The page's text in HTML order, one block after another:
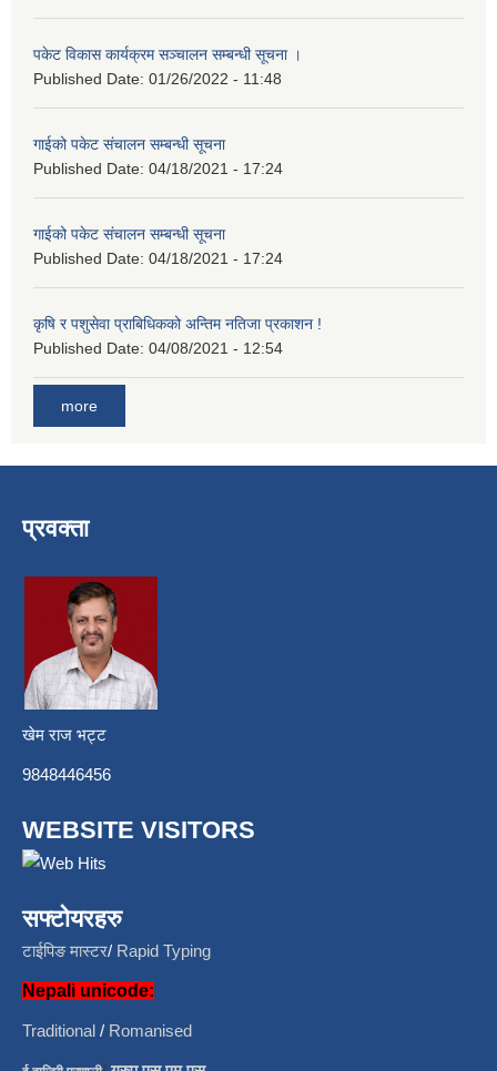
पकेट विकास कार्यक्रम सञ्चालन सम्बन्धी सूचना ।
Published Date: 01/26/2022 - 11:48
गाईको पकेट संचालन सम्बन्धी सूचना
Published Date: 04/18/2021 - 17:24
गाईको पकेट संचालन सम्बन्धी सूचना
Published Date: 04/18/2021 - 17:24
कृषि र पशुसेवा प्राबिधिकको अन्तिम नतिजा प्रकाशन !
Published Date: 04/08/2021 - 12:54
more
प्रवक्ता
खेम राज भट्ट
9848446456
WEBSITE VISITORS
सफ्टोयरहरु
टाईपिङ मास्टर/ Rapid Typing
Nepali unicode:
Traditional / Romanised